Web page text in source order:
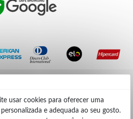
usar cookies para oferecer uma
e adequada ao seu gosto.